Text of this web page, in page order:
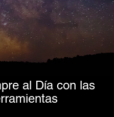
al Día con las